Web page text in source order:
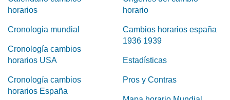
horarios
Cronologia mundial
Cronología cambios
horarios USA
Cronología cambios
horarios España
horario
Cambios horarios españa
1936 1939
Estadísticas
Pros y Contras